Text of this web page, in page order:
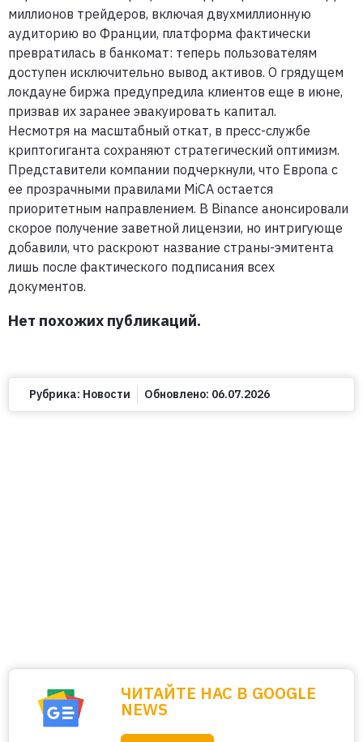
миллионов трейдеров, включая двухмиллионную
аудиторию во Франции, платформа фактически
превратилась в банкомат: теперь пользователям
доступен исключительно вывод активов. О грядущем
локдауне биржа предупредила клиентов еще в июне,
призвав их заранее эвакуировать капитал.
Несмотря на масштабный откат, в пресс-службе
криптогиганта сохраняют стратегический оптимизм.
Представители компании подчеркнули, что Европа с
ее прозрачными правилами MiCA остается
приоритетным направлением. В Binance анонсировали
скорое получение заветной лицензии, но интригующе
добавили, что раскроют название страны-эмитента
лишь после фактического подписания всех
документов.
Нет похожих публикаций.
Рубрика: Новости Обновлено: 06.07.2026
ЧИТАЙТЕ НАС В GOOGLE
NEWS